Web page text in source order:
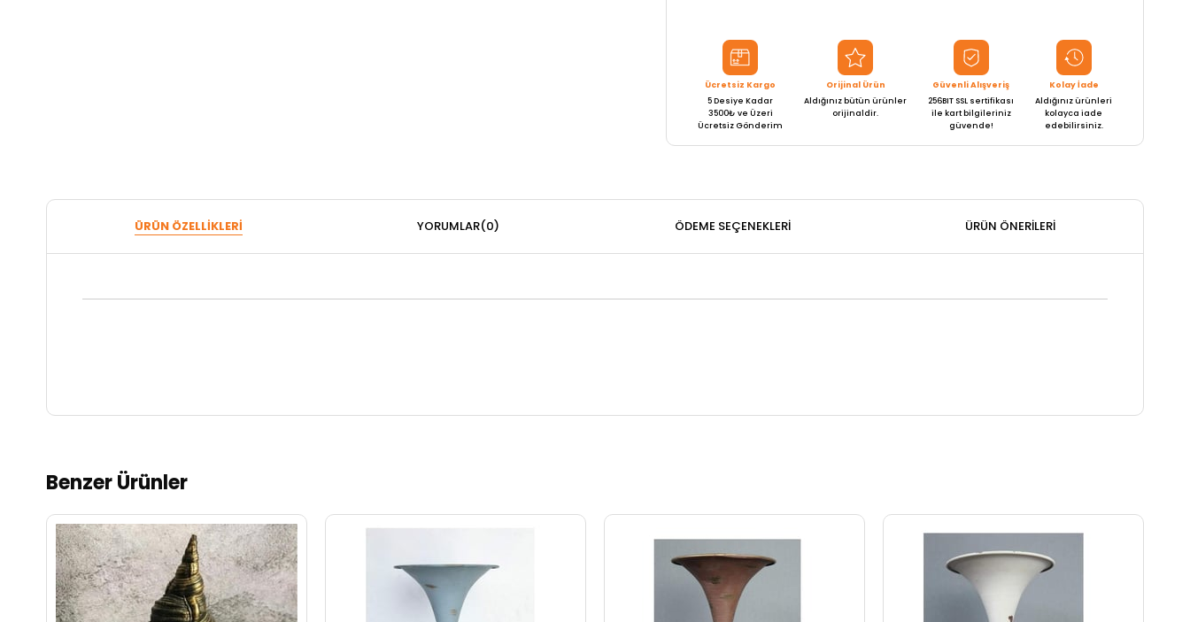
Ücretsiz Kargo
5 Desiye Kadar
3500₺ ve Üzeri
Ücretsiz Gönderim
Orijinal Ürün
Aldığınız bütün ürünler
orijinaldir.
Güvenli Alışveriş
256BIT SSL sertifikası
ile kart bilgileriniz
güvende!
Kolay İade
Aldığınız ürünleri
kolayca iade
edebilirsiniz.
ÜRÜN ÖZELLIKLERI YORUMLAR(0) ÖDEME SEÇENEKLERI ÜRÜN ÖNERILERI
Benzer Ürünler